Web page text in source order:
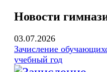
Новости
03.07.2026
Зачисление
учебный год